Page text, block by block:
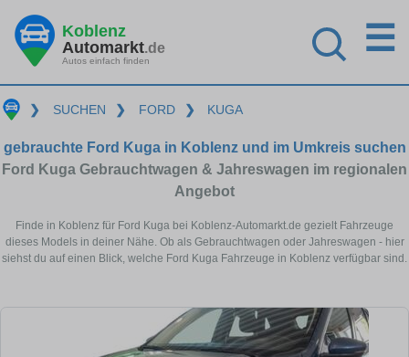
Koblenz
Automarkt.de
Autos einfach finden
☰
❯ SUCHEN ❯ FORD ❯ KUGA
gebrauchte Ford Kuga in Koblenz und im Umkreis suchen
Ford Kuga Gebrauchtwagen & Jahreswagen im regionalen
Angebot
Finde in Koblenz für Ford Kuga bei Koblenz-Automarkt.de gezielt Fahrzeuge
dieses Models in deiner Nähe. Ob als Gebrauchtwagen oder Jahreswagen - hier
siehst du auf einen Blick, welche Ford Kuga Fahrzeuge in Koblenz verfügbar sind.